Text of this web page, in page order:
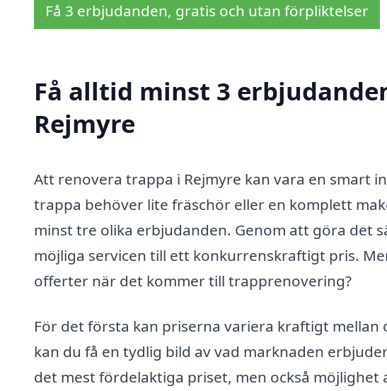
Få 3 erbjudanden, gratis och utan förpliktelser
Få alltid minst 3
Rejmyre
Att renovera trappa i Rejmyre kan vara en smart
trappa behöver lite fräschör eller en komplett
minst tre olika erbjudanden. Genom att göra det
möjliga servicen till ett konkurrenskraftigt pris.
offerter när det kommer till trapprenovering?
För det första kan priserna variera kraftigt
kan du få en tydlig bild av vad marknaden
det mest fördelaktiga priset, men också